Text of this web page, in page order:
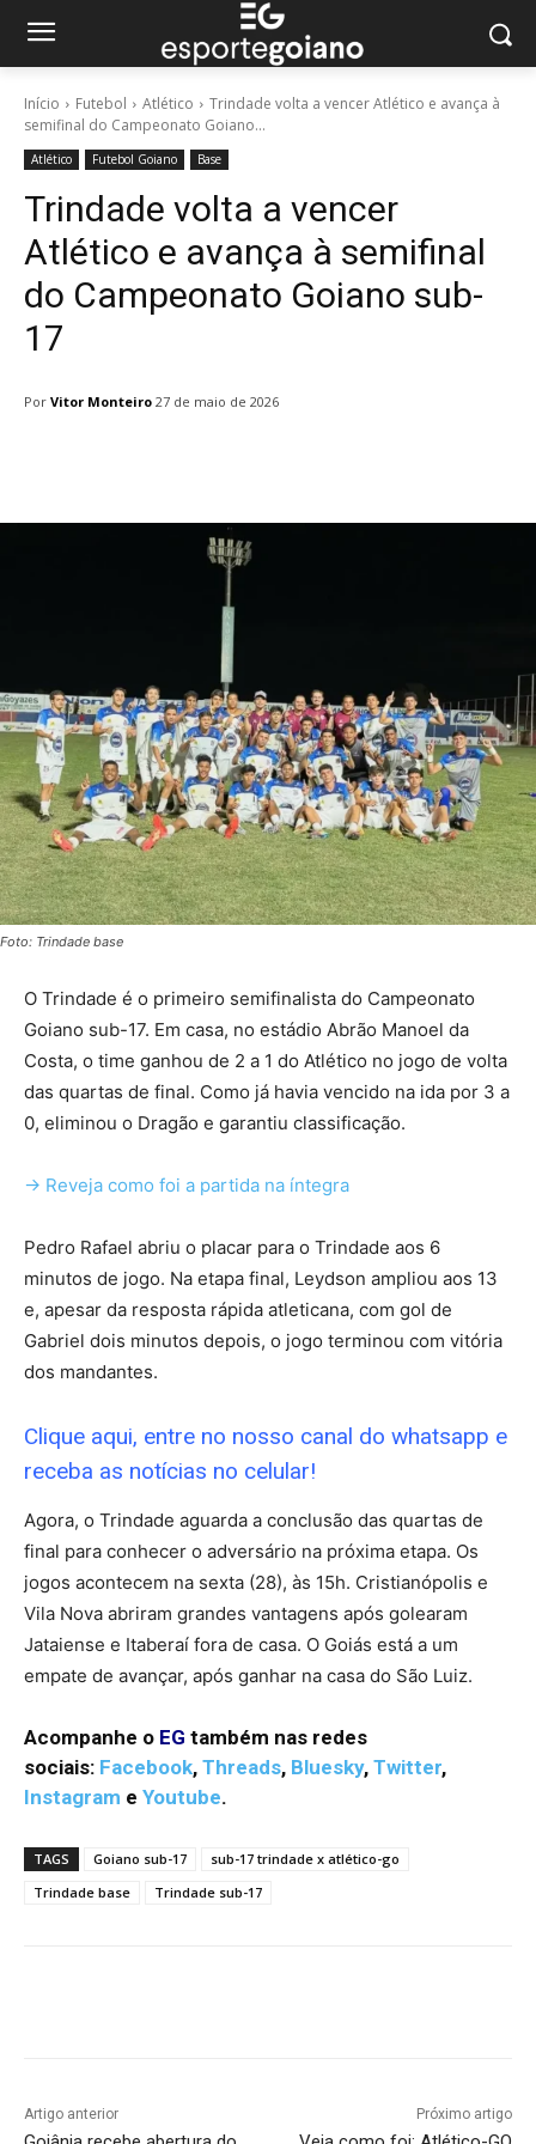
Início Futebol Atlético
Trindade volta a vencer Atlético e avança à
semifinal do Campeonato Goiano...
Atlético Futebol Goiano Base
Trindade volta a vencer
Atlético e avança à semifinal
do Campeonato Goiano sub-
17
Por Vitor Monteiro 27 de maio de 2026
Foto: Trindade base
O Trindade é o primeiro semifinalista do Campeonato
Goiano sub-17. Em casa, no estádio Abrão Manoel da
Costa, o time ganhou de 2 a 1 do Atlético no jogo de volta
das quartas de final. Como já havia vencido na ida por 3 a
0, eliminou o Dragão e garantiu classificação.
-> Reveja como foi a partida na íntegra
Pedro Rafael abriu o placar para o Trindade aos 6
minutos de jogo. Na etapa final, Leydson ampliou aos 13
e, apesar da resposta rápida atleticana, com gol de
Gabriel dois minutos depois, o jogo terminou com vitória
dos mandantes.
Clique aqui, entre no nosso canal do whatsapp e
receba as notícias no celular!
Agora, o Trindade aguarda a conclusão das quartas de
final para conhecer o adversário na próxima etapa. Os
jogos acontecem na sexta (28), às 15h. Cristianópolis e
Vila Nova abriram grandes vantagens após golearam
Jataiense e Itaberaí fora de casa. O Goiás está a um
empate de avançar, após ganhar na casa do São Luiz.
Acompanhe o EG também nas redes
sociais: Facebook, Threads, Bluesky, Twitter,
Instagram e Youtube.
TAGS Goiano sub-17
sub-17 trindade x atlético-go
Trindade base
Trindade sub-17
Artigo anterior Próximo artigo